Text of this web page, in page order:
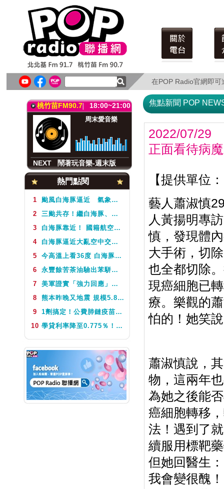
在POP Radio官網即
在POP Radio官網即
北北基FM91.718:00~21:00
音樂 Buffet(日)
阿讓
NEXT鬧著玩音樂-週末版
桃竹苗FM90.718:00~21:00
周末愛音樂
NEXT
鬧著玩音樂-週末版
北北基FM91.718:00~21:00
音樂 Buffet(日)
阿讓
熱門點閱
1
颱風白海豚逼近 氣象署不排除周5下半天發布海警
2
三颱共存！繼白海豚、鯨魚後昌鴻颱風生成 氣象署揭對台影響
3
白海豚靠近！ 國籍航空往返日本航班異動一次看
4
白海豚逼近大亂空中交通 今、明2天航班異動
5
今高溫上看36度 白海豚颱風這天最靠近台灣 不排除發海警
6
永豐餘苦茶油驗出苯駢芘超標 北市衛生局：不分批號全面預防性下架
7
美軍證實「強力回應」伊朗飛彈襲擊 國際油價急漲後仍守穩90美元之上
8
熊本昨晚又地震 規模5.8深度極淺 最大震度5弱、氣象廳籲留意餘震
9
1劑搞定！公費肺鏈疫苗8月10日升級為新型疫苗 疾管署：317萬人受惠
10 學貸利率降至0.775％！台銀8月1日起受理申請 寬限期延長2年
焦點新聞 POP
2022/07/29
正面看待病
【提供單位
藝人蕭淑慎
人黃揚明專
慎，發現體
大手術，切
也全都切除
現癌細胞已
療。樂觀的
怕的！她笑
蕭淑慎說，
物，這兩年
為她之後能
癌細胞轉移
法！遇到了
續服用標靶
但她回醫生
我會變很醜